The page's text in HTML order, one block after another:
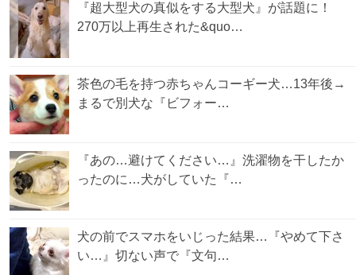
『超大型犬の真似をする大型犬』が話題に！
270万以上再生された&quo…
茶色の毛を持つ赤ちゃんコーギー犬…13年後→
まるで別犬な『ビフォー…
『あの…避けてください…』洗濯物を干したか
ったのに…犬がしていた『…
犬の前でスマホをいじった結果…『やめて下さ
い…』切ない声で『文句…